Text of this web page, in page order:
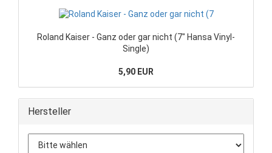
Roland Kaiser - Ganz oder gar nicht (7" Hansa Vinyl-
Single)
5,90 EUR
Hersteller